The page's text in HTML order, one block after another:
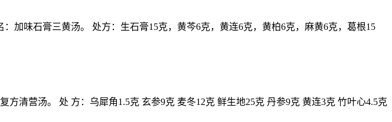
加味石膏三黄汤。 处方：生石膏15克，黄芩6克，黄连6克，黄柏6克，麻黄6克，葛根15
清营汤。 处 方：乌犀角1.5克 玄参9克 麦冬12克 鲜生地25克 丹参9克 黄连3克 竹叶心4.5克